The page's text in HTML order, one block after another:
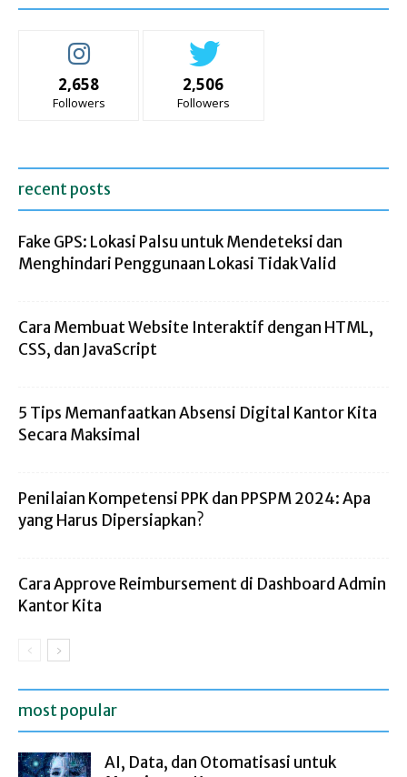
2,658
Followers
2,506
Followers
recent posts
Fake GPS: Lokasi Palsu untuk Mendeteksi dan
Menghindari Penggunaan Lokasi Tidak Valid
Cara Membuat Website Interaktif dengan HTML,
CSS, dan JavaScript
5 Tips Memanfaatkan Absensi Digital Kantor Kita
Secara Maksimal
Penilaian Kompetensi PPK dan PPSPM 2024: Apa
yang Harus Dipersiapkan?
Cara Approve Reimbursement di Dashboard Admin
Kantor Kita
most popular
AI, Data, dan Otomatisasi untuk